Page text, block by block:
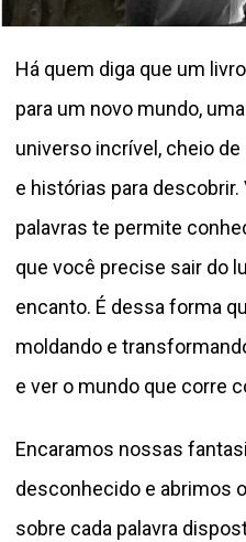
Há quem diga que um
para um novo mundo,
universo incrível, cheio
e histórias para
palavras te permite
que você precise sair do
encanto. É dessa forma
moldando e
e ver o mundo que corre
Encaramos nossas
desconhecido e abrimos
sobre cada palavra